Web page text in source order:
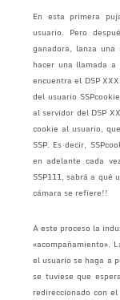
En esta primera
usuario. Pero
ganadora, lanza
hacer una llamada
encuentra el DSP
del usuario
al servidor del DSP
cookie al usuario,
SSP. Es decir,
en adelante cada
SSP111, sabrá a
cámara se refiere!!
A este proceso la
«acompañamiento».
el usuario se haga a
se tuviese que
redireccionado con